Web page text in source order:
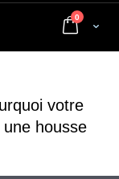
Cart
0 articles
votre
housse